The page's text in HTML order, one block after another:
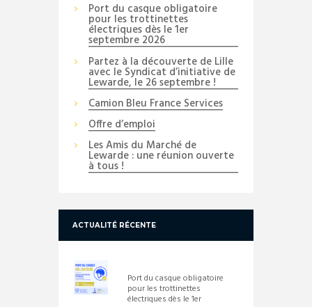
Port du casque obligatoire
pour les trottinettes
électriques dès le 1er
septembre 2026
Partez à la découverte de Lille
avec le Syndicat d’initiative de
Lewarde, le 26 septembre !
Camion Bleu France Services
Offre d’emploi
Les Amis du Marché de
Lewarde : une réunion ouverte
à tous !
ACTUALITÉ RÉCENTE
Port du casque obligatoire
pour les trottinettes
électriques dès le 1er